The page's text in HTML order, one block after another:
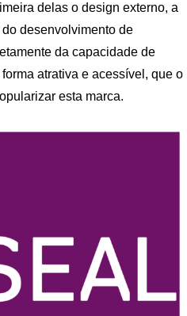
delas o design externo, a
desenvolvimento de
da capacidade de
atrativa e acessível, que o
esta marca.